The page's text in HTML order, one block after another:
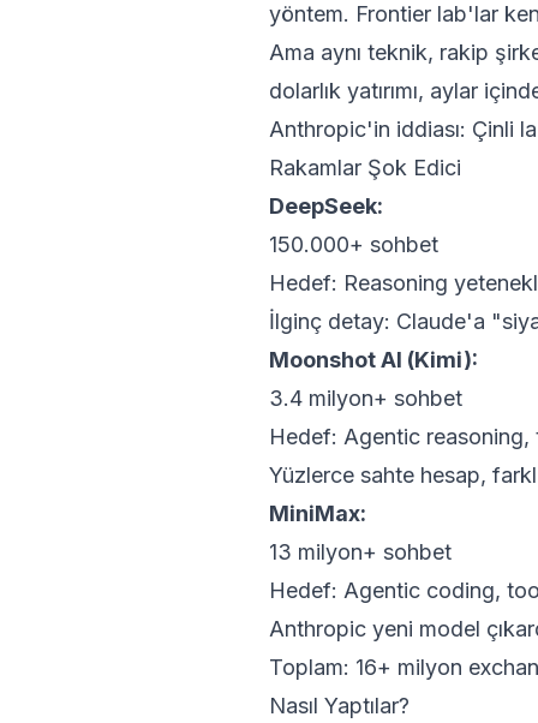
yöntem. Frontier lab'lar
Ama aynı teknik, rakip
dolarlık yatırımı, aylar
Anthropic'in iddiası: Çinli
Rakamlar Şok Edici
DeepSeek:
150.000+ sohbet
Hedef: Reasoning
İlginç detay: Claude'a
Moonshot AI (Kimi):
3.4 milyon+ sohbet
Hedef: Agentic
Yüzlerce sahte hesap,
MiniMax:
13 milyon+ sohbet
Hedef: Agentic coding,
Anthropic yeni model
Toplam: 16+ milyon
Nasıl Yaptılar?